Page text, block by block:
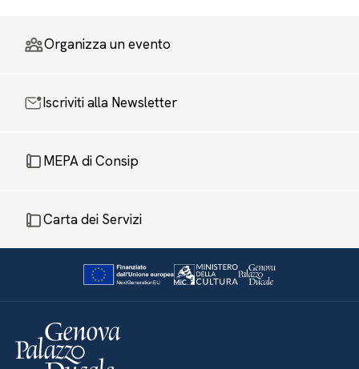
Organizza un evento
Iscriviti alla Newsletter
MEPA di Consip
Carta dei Servizi